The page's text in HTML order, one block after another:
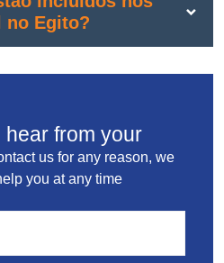
no Egito?
hear from your
us for any reason, we
you at any time